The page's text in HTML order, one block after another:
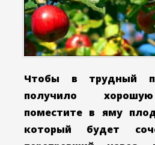
Чтобы в трудный
получило
поместите в яму
который будет